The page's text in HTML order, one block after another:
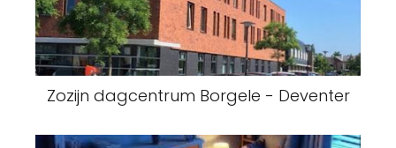
Zozijn dagcentrum Borgele - Deventer